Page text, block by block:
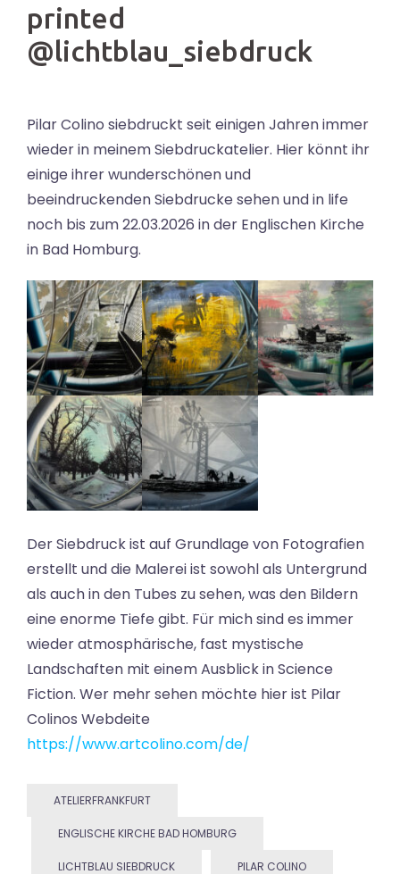
printed
@lichtblau_siebdruck
Pilar Colino siebdruckt seit einigen Jahren immer
wieder in meinem Siebdruckatelier. Hier könnt ihr
einige ihrer wunderschönen und
beeindruckenden Siebdrucke sehen und in life
noch bis zum 22.03.2026 in der Englischen Kirche
in Bad Homburg.
Der Siebdruck ist auf Grundlage von Fotografien
erstellt und die Malerei ist sowohl als Untergrund
als auch in den Tubes zu sehen, was den Bildern
eine enorme Tiefe gibt. Für mich sind es immer
wieder atmosphärische, fast mystische
Landschaften mit einem Ausblick in Science
Fiction. Wer mehr sehen möchte hier ist Pilar
Colinos Webdeite
https://www.artcolino.com/de/
ATELIERFRANKFURT
ENGLISCHE KIRCHE BAD HOMBURG
LICHTBLAU SIEBDRUCK PILAR COLINO